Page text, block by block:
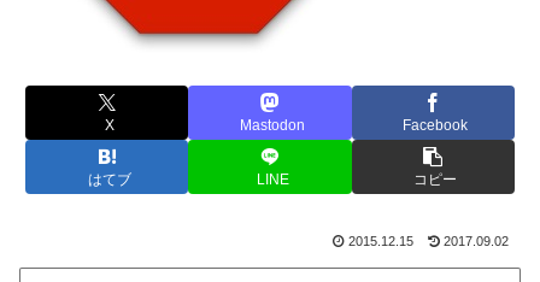
X Mastodon Facebook
はてブ LINE コピー
2015.12.15 2017.09.02